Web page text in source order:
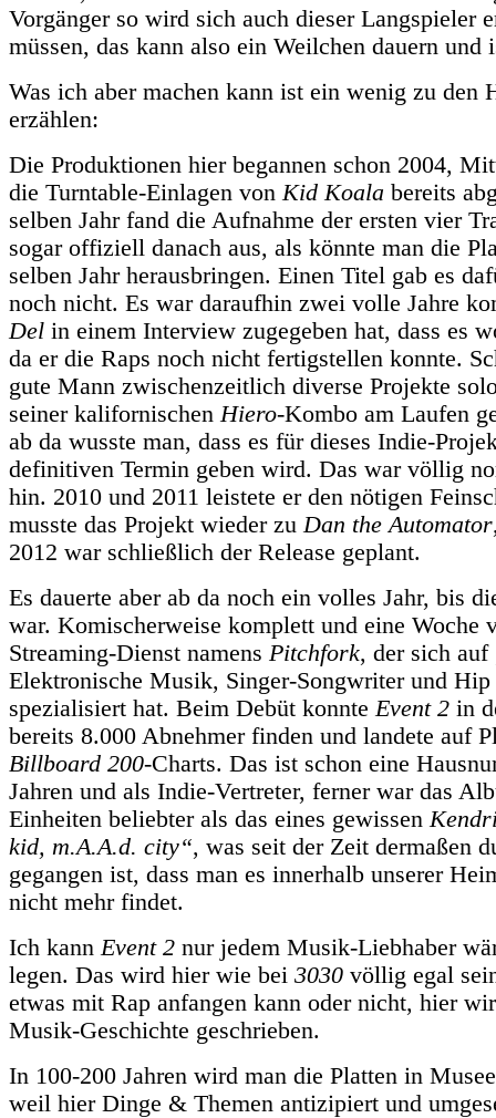
Vorgänger so wird sich auch dieser Langspieler
müssen, das kann also ein Weilchen dauern und
Was ich aber machen kann ist ein wenig zu den
erzählen:
Die Produktionen hier begannen schon 2004,
die Turntable-Einlagen vonKid Koala bereits
selben Jahr fand die Aufnahme der ersten vier
sogar offiziell danach aus, als könnte man die
selben Jahr herausbringen. Einen Titel gab es
noch nicht. Es war daraufhin zwei volle Jahre
Del in einem Interview zugegeben hat, dass es
da er die Raps noch nicht fertigstellen konnte.
gute Mann zwischenzeitlich diverse Projekte
seiner kalifornischenHiero-Kombo am Laufen
ab da wusste man, dass es für dieses Indie-
definitiven Termin geben wird. Das war völlig
hin. 2010 und 2011 leistete er den nötigen
musste das Projekt wieder zuDan the Automator
2012 war schließlich der Release geplant.
Es dauerte aber ab da noch ein volles Jahr, bis
war. Komischerweise komplett und eine Woche
Streaming-Dienst namens Pitchfork, der sich auf
Elektronische Musik, Singer-Songwriter und Hip
spezialisiert hat. Beim Debüt konnteEvent 2 in
bereits 8.000 Abnehmer finden und landete auf
Billboard 200-Charts. Das ist schon eine
Jahren und als Indie-Vertreter, ferner war das
Einheiten beliebter als das eines gewissen
kid, m.A.A.d. city“, was seit der Zeit dermaßen
gegangen ist, dass man es innerhalb unserer
nicht mehr findet.
Ich kannEvent 2 nur jedem Musik-Liebhaber
legen. Das wird hier wie bei 3030 völlig egal
etwas mit Rap anfangen kann oder nicht, hier
Musik-Geschichte geschrieben.
In 100-200 Jahren wird man die Platten in
weil hier Dinge & Themen antizipiert und